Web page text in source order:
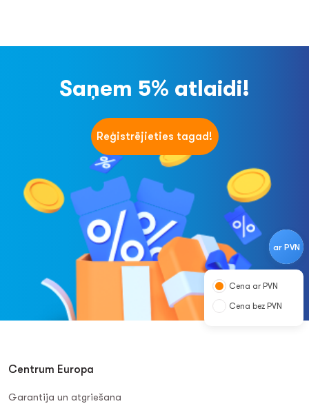
ar PVN
Cena ar PVN
Cena bez PVN
Saņem 5% atlaidi!
Reģistrējieties tagad!
Centrum Europa
Garantija un atgriešana